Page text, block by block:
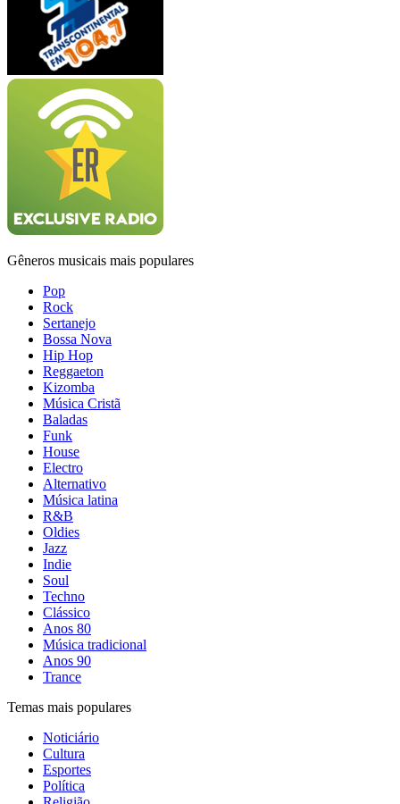
Gêneros musicais mais populares
Pop
Rock
Sertanejo
Bossa Nova
Hip Hop
Reggaeton
Kizomba
Música Cristã
Baladas
Funk
House
Electro
Alternativo
Música latina
R&B
Oldies
Jazz
Indie
Soul
Techno
Clássico
Anos 80
Música tradicional
Anos 90
Trance
Temas mais populares
Noticiário
Cultura
Esportes
Política